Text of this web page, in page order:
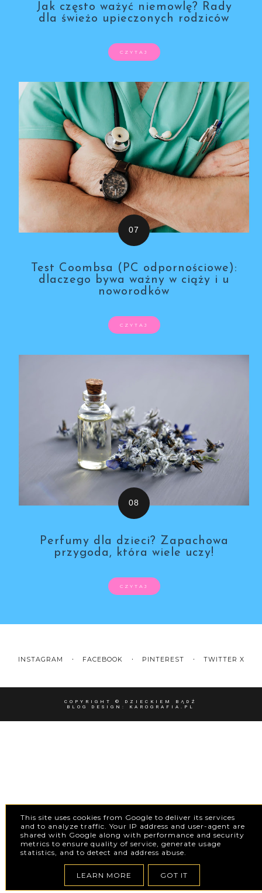
Jak często ważyć niemowlę? Rady
dla świeżo upieczonych rodziców
CZYTAJ
Test Coombsa (PC odpornościowe):
dlaczego bywa ważny w ciąży i u
noworodków
CZYTAJ
Perfumy dla dzieci? Zapachowa
przygoda, która wiele uczy!
CZYTAJ
INSTAGRAM FACEBOOK PINTEREST TWITTER X
COPYRIGHT © DZIECKIEM BĄDŹ
BLOG DESIGN: KAROGRAFIA.PL
This site uses cookies from Google to deliver its services
and to analyze traffic. Your IP address and user-agent are
shared with Google along with performance and security
metrics to ensure quality of service, generate usage
statistics, and to detect and address abuse.
LEARN MORE GOT IT